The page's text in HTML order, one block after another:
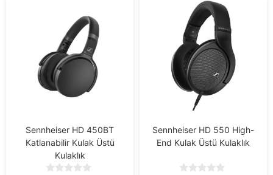
Sennheiser HD 450BT
Katlanabilir Kulak Üstü
Kulaklık
Sennheiser HD 550 High-
End Kulak Üstü Kulaklık